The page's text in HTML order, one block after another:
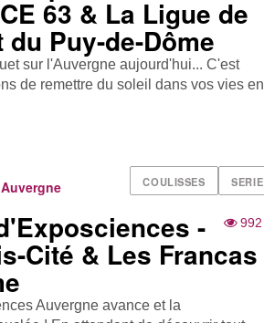
63 & La Ligue de
Puy-de-Dôme
sur l'Auvergne aujourd'hui... C'est
de remettre du soleil dans vos vies en
COULISSES SERIE
992
-
Cité & Les Francas
Auvergne avance et la